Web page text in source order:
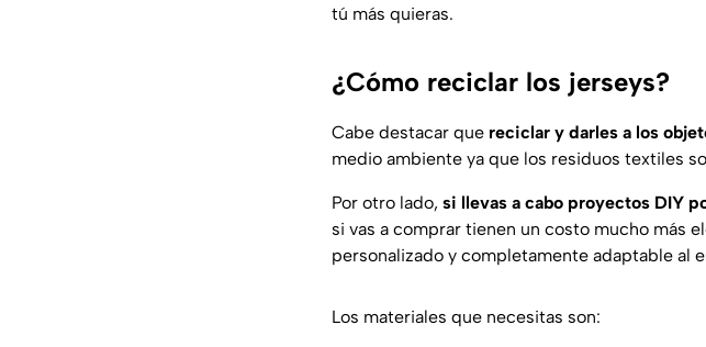
tú más quieras.
¿Cómo reciclar los jerseys?
Cabe destacar que reciclar y darles a los
medio ambiente ya que los residuos textiles
Por otro lado, si llevas a cabo proyectos DIY
si vas a comprar tienen un costo mucho más
personalizado y completamente adaptable al
Los materiales que necesitas son: